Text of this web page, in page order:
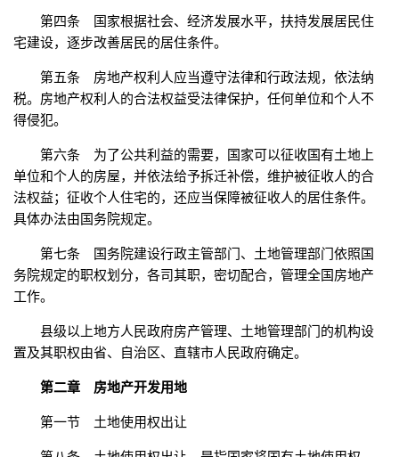
第四条 国家根据社会、经济发展水平，扶持发展居民住
宅建设，逐步改善居民的居住条件。
第五条 房地产权利人应当遵守法律和行政法规，依法纳
税。房地产权利人的合法权益受法律保护，任何单位和个人不
得侵犯。
第六条 为了公共利益的需要，国家可以征收国有土地上
单位和个人的房屋，并依法给予拆迁补偿，维护被征收人的合
法权益；征收个人住宅的，还应当保障被征收人的居住条件。
具体办法由国务院规定。
第七条 国务院建设行政主管部门、土地管理部门依照国
务院规定的职权划分，各司其职，密切配合，管理全国房地产
工作。
县级以上地方人民政府房产管理、土地管理部门的机构设
置及其职权由省、自治区、直辖市人民政府确定。
第二章 房地产开发用地
第一节 土地使用权出让